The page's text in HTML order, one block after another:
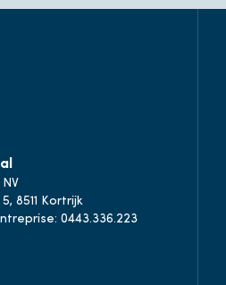
8511 Kortrijk
0443.336.223